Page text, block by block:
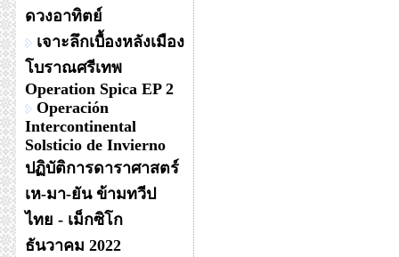
ดวงอาทิตย์
เจาะลึกเบื้องหลังเมือง
โบราณศรีเทพ
Operation Spica EP 2
Operación
Intercontinental
Solsticio de Invierno
ปฏิบัติการดาราศาสตร์
เห-มา-ยัน ข้ามทวีป
ไทย - เม็กซิโก
ธันวาคม 2022